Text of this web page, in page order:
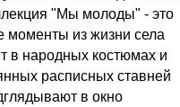
"Мы молоды" - это
моменты из жизни села
в народных костюмах и
расписных ставней
в окно